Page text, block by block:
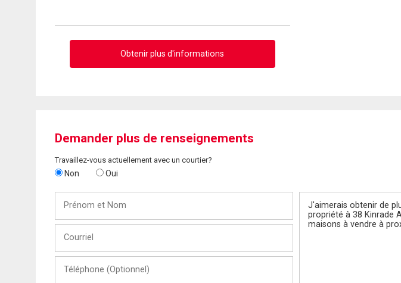
Obtenir plus d'informations
Demander plus de renseignements
Travaillez-vous actuellement avec un courtier?
Non Oui
Nom
(Optionnel)